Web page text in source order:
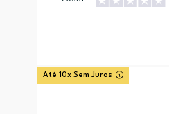
Até 10x Sem Juros